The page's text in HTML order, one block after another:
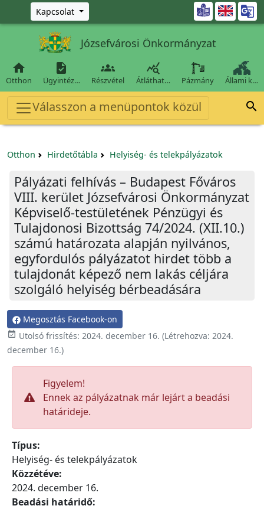
Ugrás a fő tartalomra
Kapcsolat 
Józsefvárosi Önkormányzat

Otthon

Ügyintéz…

Részvétel

Átláthat… Pázmány Állami k…
Válasszon a menüpontok közül 
Otthon Hirdetőtábla Helyiség- és telekpályázatok
Pályázati felhívás – Budapest Főváros
VIII. kerület Józsefvárosi Önkormányzat
Képviselő-testületének Pénzügyi és
Tulajdonosi Bizottság 74/2024. (XII.10.)
számú határozata alapján nyilvános,
egyfordulós pályázatot hirdet több a
tulajdonát képező nem lakás céljára
szolgáló helyiség bérbeadására
Megosztás Facebook-on
 Utolsó frissítés: 2024. december 16. (Létrehozva: 2024.
december 16.)
Figyelem!
Ennek az pályázatnak már lejárt a beadási
határideje.
Típus:
Helyiség- és telekpályázatok
Közzétéve:
2024. december 16.
Beadási határidő: